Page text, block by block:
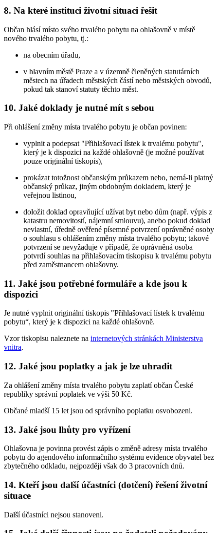
8. Na které instituci životní situaci řešit
Občan hlásí místo svého trvalého pobytu na ohlašovně v místě
nového trvalého pobytu, tj.:
na obecním úřadu,
v hlavním městě Praze a v územně členěných statutárních
městech na úřadech městských částí nebo městských obvodů,
pokud tak stanoví statuty těchto měst.
10. Jaké doklady je nutné mít s sebou
Při ohlášení změny místa trvalého pobytu je občan povinen:
vyplnit a podepsat "Přihlašovací lístek k trvalému pobytu",
který je k dispozici na každé ohlašovně (je možné používat
pouze originální tiskopis),
prokázat totožnost občanským průkazem nebo, nemá-li platný
občanský průkaz, jiným obdobným dokladem, který je
veřejnou listinou,
doložit doklad opravňující užívat byt nebo dům (např. výpis z
katastru nemovitostí, nájemní smlouvu), anebo pokud doklad
nevlastní, úředně ověřené písemné potvrzení oprávněné osoby
o souhlasu s ohlášením změny místa trvalého pobytu; takové
potvrzení se nevyžaduje v případě, že oprávněná osoba
potvrdí souhlas na přihlašovacím tiskopisu k trvalému pobytu
před zaměstnancem ohlašovny.
11. Jaké jsou potřebné formuláře a kde jsou k
dispozici
Je nutné vyplnit originální tiskopis "Přihlašovací lístek k trvalému
pobytu“, který je k dispozici na každé ohlašovně.
Vzor tiskopisu naleznete na internetových stránkách Ministerstva
vnitra.
12. Jaké jsou poplatky a jak je lze uhradit
Za ohlášení změny místa trvalého pobytu zaplatí občan České
republiky správní poplatek ve výši 50 Kč.
Občané mladší 15 let jsou od správního poplatku osvobozeni.
13. Jaké jsou lhůty pro vyřízení
Ohlašovna je povinna provést zápis o změně adresy místa trvalého
pobytu do agendového informačního systému evidence obyvatel bez
zbytečného odkladu, nejpozději však do 3 pracovních dnů.
14. Kteří jsou další účastníci (dotčení) řešení životní
situace
Další účastníci nejsou stanoveni.